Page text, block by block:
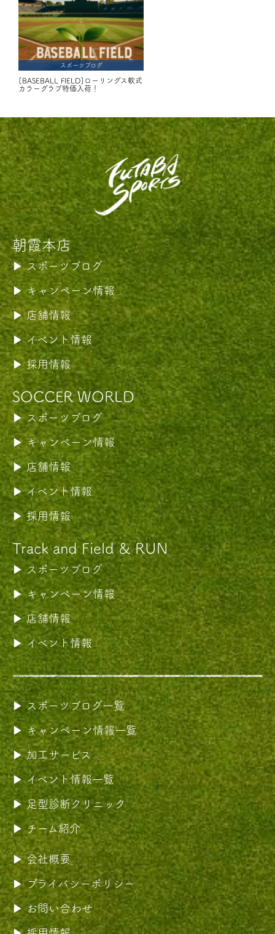
スポーツブログ
[BASEBALL FIELD]ローリングス軟式
カラーグラブ特価入荷！
朝霞本店
スポーツブログ
キャンペーン情報
店舗情報
イベント情報
採用情報
SOCCER WORLD
スポーツブログ
キャンペーン情報
店舗情報
イベント情報
採用情報
Track and Field & RUN
スポーツブログ
キャンペーン情報
店舗情報
イベント情報
スポーツブログ一覧
キャンペーン情報一覧
加工サービス
イベント情報一覧
足型診断クリニック
チーム紹介
会社概要
プライバシーポリシー
お問い合わせ